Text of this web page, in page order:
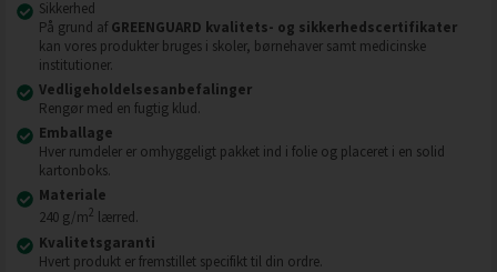
Sikkerhed
På grund af GREENGUARD kvalitets- og sikkerhedscertifikater
kan vores produkter bruges i skoler, børnehaver samt medicinske
institutioner.
Vedligeholdelsesanbefalinger
Rengør med en fugtig klud.
Emballage
Hver rumdeler er omhyggeligt pakket ind i folie og placeret i en solid
kartonboks.
Materiale
240 g/m2 lærred.
Kvalitetsgaranti
Hvert produkt er fremstillet specifikt til din ordre.